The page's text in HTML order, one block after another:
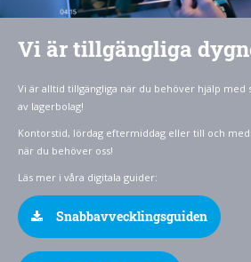
Vi är tillgängliga
Vi är alltid tillgängliga när du behöver hjälp med
av lagerbolag!
Kontorstid, lördag eftermiddag eller till och
när du behöver oss!
Läs mer i våra digitala guider:
Snabbavvecklingsguiden